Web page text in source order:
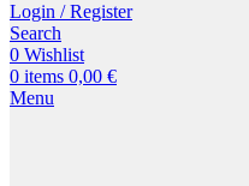
Login / Register
Search
0 Wishlist
0 items 0,00 €
Menu